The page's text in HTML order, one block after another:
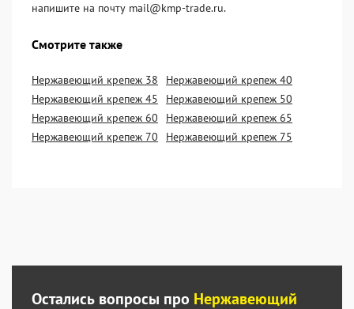
напишите на почту mail@kmp-trade.ru.
Смотрите также
Нержавеющий крепеж 38
Нержавеющий крепеж 40
Нержавеющий крепеж 45
Нержавеющий крепеж 50
Нержавеющий крепеж 60
Нержавеющий крепеж 65
Нержавеющий крепеж 70
Нержавеющий крепеж 75
Остались вопросы про Нержавеющий